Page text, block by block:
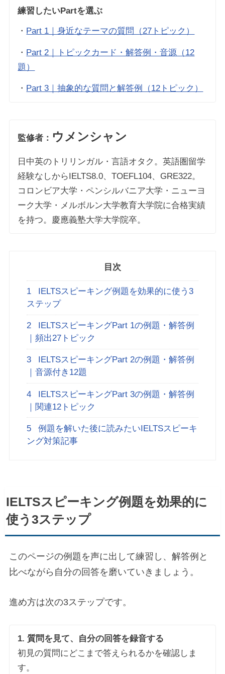
練習したいPartを選ぶ
・ Part 1｜身近なテーマの質問（27トピック）
・ Part 2｜トピックカード・解答例・音源（12
題）
・ Part 3｜抽象的な質問と解答例（12トピック）
監修者： ウメンシャン
日中英のトリリンガル・言語オタク。英語圏留学
経験なしからIELTS8.0、TOEFL104、GRE322。
コロンビア大学・ペンシルバニア大学・ニューヨ
ーク大学・メルボルン大学教育大学院に合格実績
を持つ。慶應義塾大学大学院卒。
目次
1
IELTSスピーキング例題を効果的に使う3
ステップ
2
IELTSスピーキングPart 1の例題・解答例
｜頻出27トピック
3
IELTSスピーキングPart 2の例題・解答例
｜音源付き12題
4
IELTSスピーキングPart 3の例題・解答例
｜関連12トピック
5
例題を解いた後に読みたいIELTSスピーキ
ング対策記事
IELTSスピーキング例題を効果的に
使う3ステップ
このページの例題を声に出して練習し、解答例と
比べながら自分の回答を磨いていきましょう。
進め方は次の3ステップです。
1. 質問を見て、自分の回答を録音する
初見の質問にどこまで答えられるかを確認しま
す。